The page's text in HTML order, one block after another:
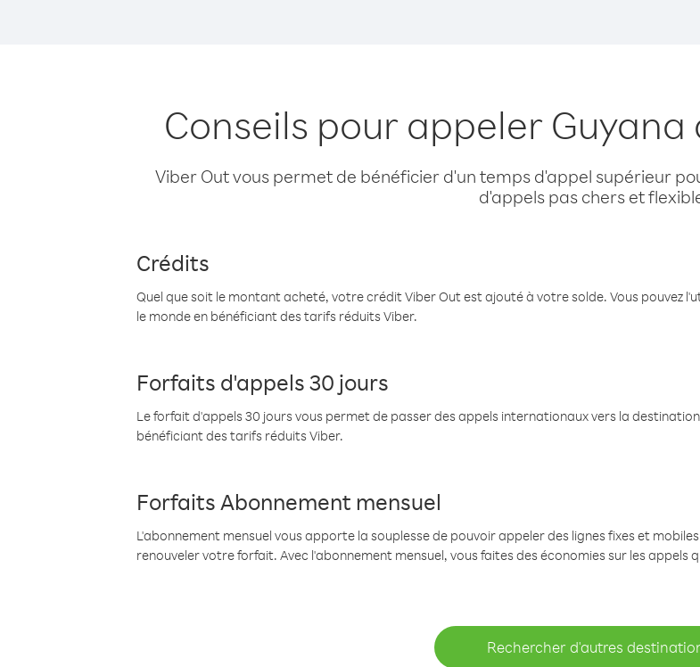
Conseils pour appeler Guyana
Viber Out vous permet de bénéficier d'un temps d'appel supérieur
d'appels pas chers et
Crédits
Quel que soit le montant acheté, votre crédit Viber Out est ajouté à votre solde. Vous pouvez
le monde en bénéficiant des tarifs réduits Viber.
Forfaits d'appels 30 jours
Le forfait d'appels 30 jours vous permet de passer des appels internationaux vers la
bénéficiant des tarifs réduits Viber.
Forfaits Abonnement mensuel
L'abonnement mensuel vous apporte la souplesse de pouvoir appeler des lignes fixes et
renouveler votre forfait. Avec l'abonnement mensuel, vous faites des économies sur les appels
Rechercher d'autres